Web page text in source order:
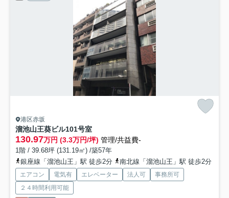
港区赤坂
溜池山王葵ビル101号室
130.97万円 (3.3万円/坪) 管理/共益費-
1階 / 39.68坪 (131.19㎡) /築57年
銀座線「溜池山王」駅 徒歩2分
南北線「溜池山王」駅 徒歩2分
エアコン 電気有 エレベーター 法人可
事務所可
２４時間利用可能